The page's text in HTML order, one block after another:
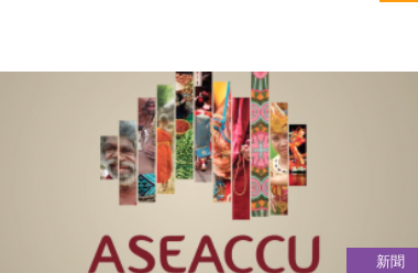
新聞